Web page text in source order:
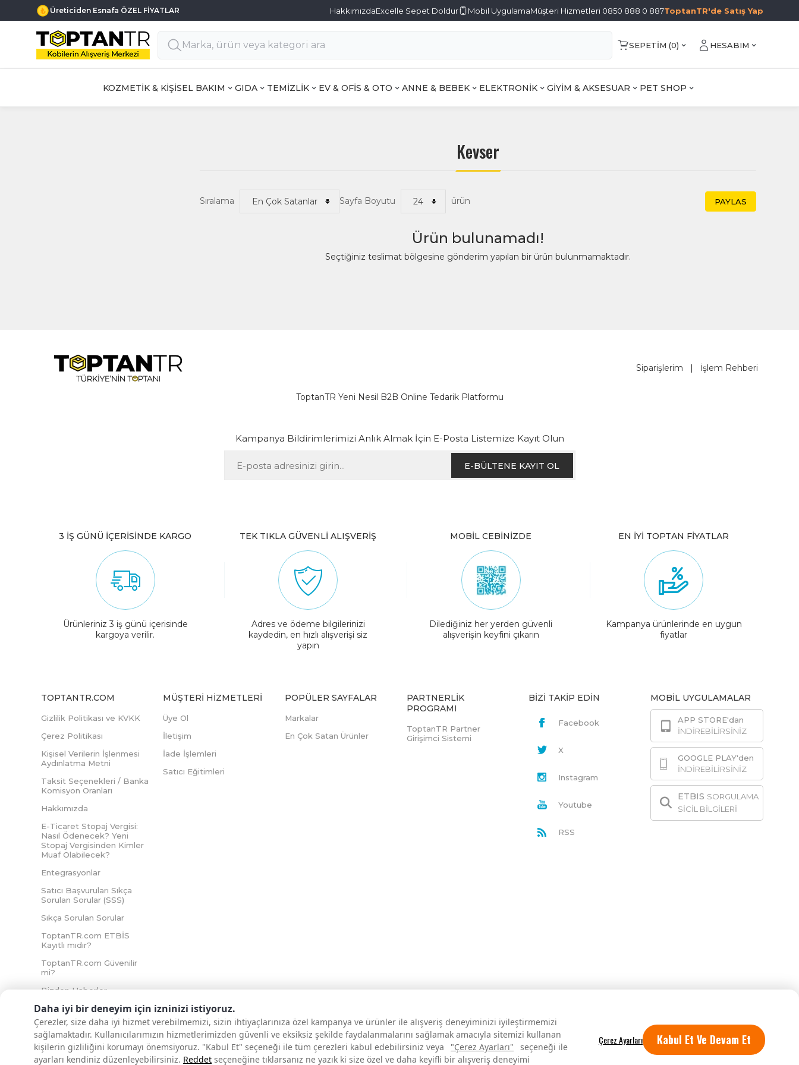
Daha iyi bir deneyim için izninizi istiyoruz.
Çerezler, size daha iyi hizmet verebilmemizi, sizin ihtiyaçlarınıza özel kampanya ve ürünler ile alışveriş deneyiminizi iyileştirmemizi
sağlamaktadır. Kullanıcılarımızın hizmetlerimizden güvenli ve eksiksiz şekilde faydalanmalarını sağlamak amacıyla sitemizi kullanan
kişilerin gizliliğini korumayı önemsiyoruz. "Kabul Et" seçeneği ile tüm çerezleri kabul edebilirsiniz veya
"Çerez Ayarları"
seçeneği ile
ayarları kendiniz düzenleyebilirsiniz. Reddet seçeneğine tıklarsanız ne yazık ki size özel ve daha keyifli bir alışveriş deneyimi
Kabul Et Ve Devam Et
Üreticiden Esnafa ÖZEL FİYATLAR HakkımızdaExcelle Sepet Doldur Mobil UygulamaMüşteri Hizmetleri 0850 888 0 887ToptanTR'de Satış Yap
SEPETIM (0) HESABIM
KOZMETİK & KİŞİSEL BAKIM GIDA TEMİZLİK EV & OFİS & OTO ANNE & BEBEK ELEKTRONİK GİYİM & AKSESUAR PET SHOP
Kevser
Sıralama Sayfa Boyutu ürün PAYLAS
Ürün bulunamadı!
Seçtiğiniz teslimat bölgesine gönderim yapılan bir ürün bulunmamaktadır.
Siparişlerim İşlem Rehberi
ToptanTR Yeni Nesil B2B Online Tedarik Platformu
Kampanya Bildirimlerimizi Anlık Almak İçin E-Posta Listemize Kayıt Olun
E-BÜLTENE KAYIT OL
3 İŞ GÜNÜ İÇERİSİNDE KARGO
Ürünleriniz 3 iş günü içerisinde
kargoya verilir.
TEK TIKLA GÜVENLİ ALIŞVERİŞ
Adres ve ödeme bilgilerinizi
kaydedin, en hızlı alışverişi siz
yapın
MOBİL CEBİNİZDE
Dilediğiniz her yerden güvenli
alışverişin keyfini çıkarın
EN İYİ TOPTAN FİYATLAR
Kampanya ürünlerinde en uygun
fiyatlar
TOPTANTR.COM
Gizlilik Politikası ve KVKK
Çerez Politikası
Kişisel Verilerin İşlenmesi
Aydınlatma Metni
Taksit Seçenekleri / Banka
Komisyon Oranları
Hakkımızda
E-Ticaret Stopaj Vergisi:
Nasıl Ödenecek? Yeni
Stopaj Vergisinden Kimler
Muaf Olabilecek?
Entegrasyonlar
Satıcı Başvuruları Sıkça
Sorulan Sorular (SSS)
Sıkça Sorulan Sorular
ToptanTR.com ETBİS
Kayıtlı mıdır?
ToptanTR.com Güvenilir
mi?
Bizden Haberler
MÜŞTERI HIZMETLERI
Üye Ol
İletişim
İade İşlemleri
Satıcı Eğitimleri
POPÜLER SAYFALAR
Markalar
En Çok Satan Ürünler
PARTNERLIK
PROGRAMI
ToptanTR Partner
Girişimci Sistemi
BİZİ TAKİP EDİN
Facebook
X
Instagram
Youtube
RSS
MOBİL UYGULAMALAR
APP STORE'dan
İNDİREBİLİRSİNİZ
GOOGLE PLAY'den
İNDİREBİLİRSİNİZ
ETBIS SORGULAMA
SİCİL BİLGİLERİ
İNTERNETTE GÜVENLİ ALIŞVERİŞ
Tüm hakları saklıdır.